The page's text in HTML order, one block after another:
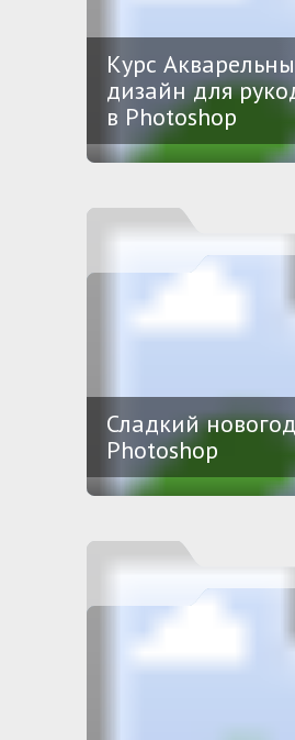
Курс
дизайн для
в Photoshop
Сладкий
Photoshop